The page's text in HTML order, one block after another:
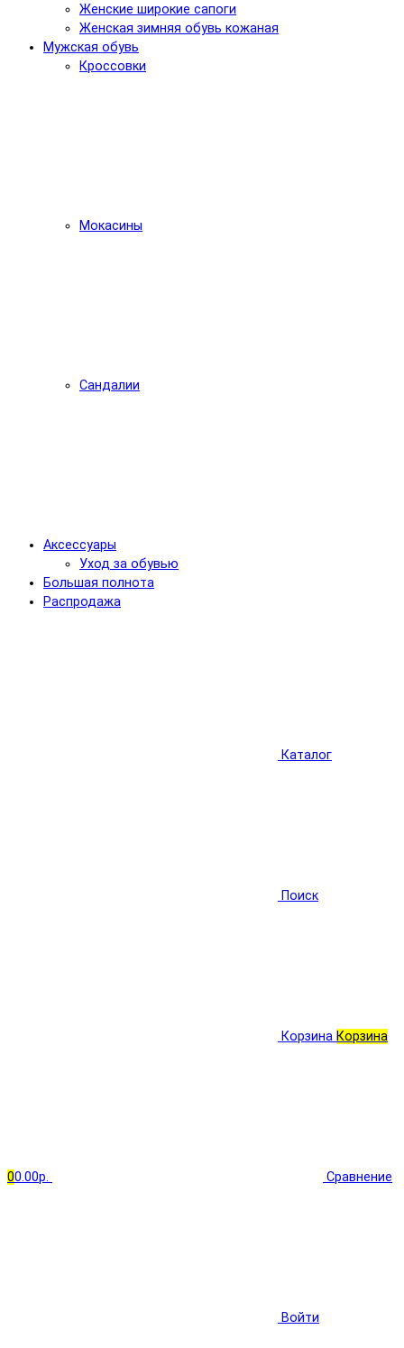
Женские широкие сапоги
Женская зимняя обувь кожаная
Мужская обувь
Кроссовки
Мокасины
Сандалии
Аксессуары
Уход за обувью
Большая полнота
Распродажа
Каталог
Поиск
Корзина Корзина
00.00р. Сравнение
Войти